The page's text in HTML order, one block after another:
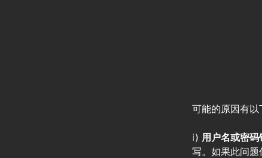
可能的原因有以
i) 用户名或密码
写。如果此问